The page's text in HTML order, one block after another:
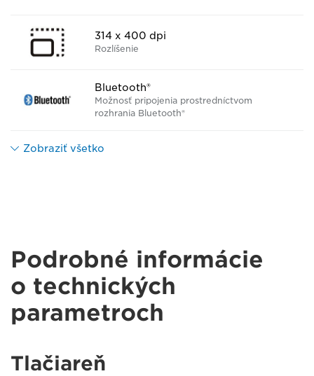
314 x 400 dpi
Rozlíšenie
Bluetooth®
Možnosť pripojenia prostredníctvom
rozhrania Bluetooth®
Zobraziť všetko
Podrobné informácie
o technických
parametroch
Tlačiareň